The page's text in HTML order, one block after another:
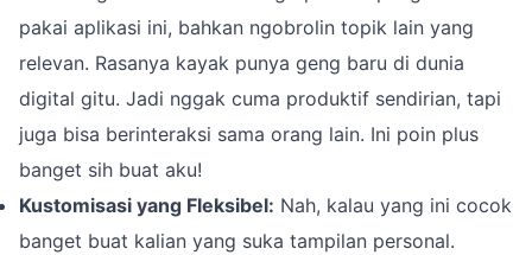
pakai aplikasi ini, bahkan ngobrolin topik lain yang
relevan. Rasanya kayak punya geng baru di dunia
digital gitu. Jadi nggak cuma produktif sendirian, tapi
juga bisa berinteraksi sama orang lain. Ini poin plus
banget sih buat aku!
Kustomisasi yang Fleksibel: Nah, kalau yang ini cocok
banget buat kalian yang suka tampilan personal.